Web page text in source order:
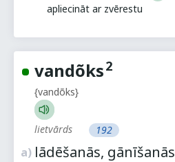
apliecināt ar zvērestu
vandõks2
{vandõks}
lietvārds 192
a) lādēšanās, gānīšanās